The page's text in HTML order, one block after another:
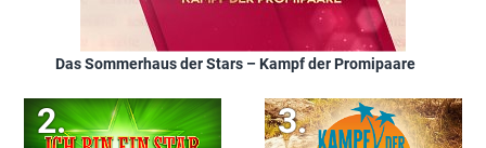
Das Sommerhaus der Stars – Kampf der Promipaare